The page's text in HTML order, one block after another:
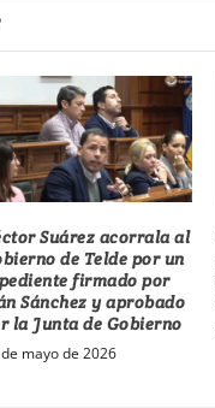
Suárez acorrala al
de Telde por un
firmado por
Sánchez y aprobado
la Junta de Gobierno
mayo de 2026